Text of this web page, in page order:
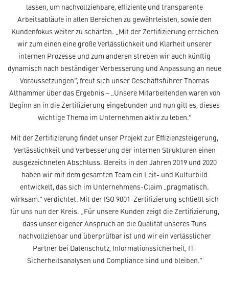
lassen, um nachvollziehbare, effiziente und transparente
Arbeitsabläufe in allen Bereichen zu gewährleisten, sowie den
Kundenfokus weiter zu schärfen. „Mit der Zertifizierung erreichen
wir zum einen eine große Verlässlichkeit und Klarheit unserer
internen Prozesse und zum anderen streben wir auch künftig
dynamisch nach beständiger Verbesserung und Anpassung an neue
Voraussetzungen“, freut sich unser Geschäftsführer Thomas
Althammer über das Ergebnis – „Unsere Mitarbeitenden waren von
Beginn an in die Zertifizierung eingebunden und nun gilt es, dieses
wichtige Thema im Unternehmen aktiv zu leben.“
Mit der Zertifizierung findet unser Projekt zur Effizienzsteigerung,
Verlässlichkeit und Verbesserung der internen Strukturen einen
ausgezeichneten Abschluss. Bereits in den Jahren 2019 und 2020
haben wir mit dem gesamten Team ein Leit- und Kulturbild
entwickelt, das sich im Unternehmens-Claim „pragmatisch.
wirksam.“ verdichtet. Mit der ISO 9001-Zertifizierung schließt sich
für uns nun der Kreis. „Für unsere Kunden zeigt die Zertifizierung,
dass unser eigener Anspruch an die Qualität unseres Tuns
nachvollziehbar und überprüfbar ist und wir ein verlässlicher
Partner bei Datenschutz, Informationssicherheit, IT-
Sicherheitsanalysen und Compliance sind und bleiben.“